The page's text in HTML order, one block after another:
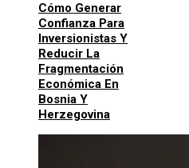
Cómo Generar
Confianza Para
Inversionistas Y
Reducir La
Fragmentación
Económica En
Bosnia Y
Herzegovina